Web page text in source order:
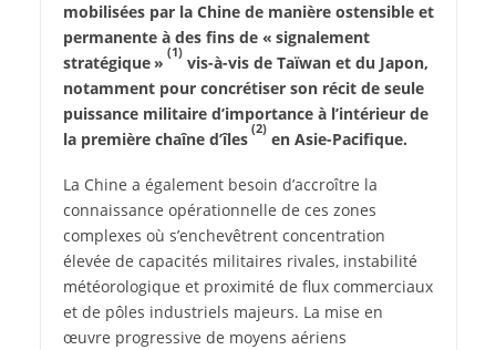
mobilisées par la Chine de manière ostensible et
permanente à des fins de « signalement
stratégique »
(1)
vis-à-vis de Taïwan et du Japon,
notamment pour concrétiser son récit de seule
puissance militaire d’importance à l’intérieur de
la première chaîne d’îles
(2)
en Asie-Pacifique.
La Chine a également besoin d’accroître la
connaissance opérationnelle de ces zones
complexes où s’enchevêtrent concentration
élevée de capacités militaires rivales, instabilité
météorologique et proximité de flux commerciaux
et de pôles industriels majeurs. La mise en
œuvre progressive de moyens aériens